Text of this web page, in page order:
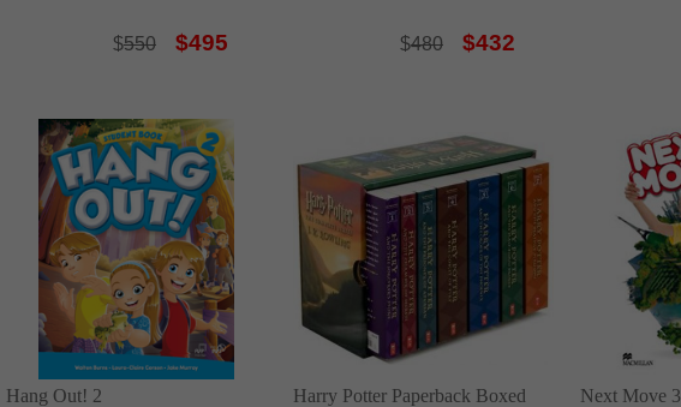
$550 $495 $480 $432
Hang Out! 2
Harry Potter Paperback Boxed
Next Move 3